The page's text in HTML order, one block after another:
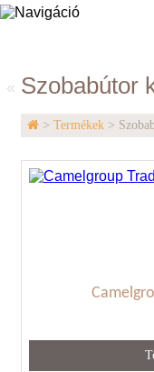
Szobabútor
«
> Termékek >